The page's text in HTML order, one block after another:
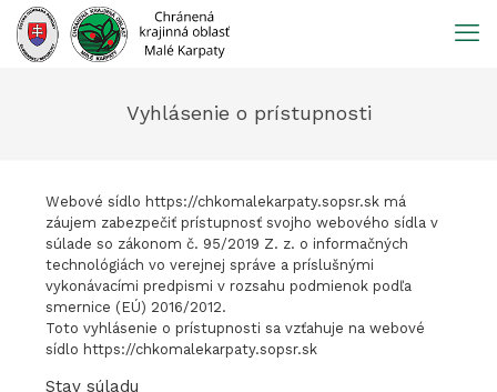
Prejsť
obsah
Vyhlásenie o prístupnosti
Webové sídlo https://chkomalekarpaty.sopsr.sk má
záujem zabezpečiť prístupnosť svojho webového sídla v
súlade so zákonom č. 95/2019 Z. z. o informačných
technológiách vo verejnej správe a príslušnými
vykonávacími predpismi v rozsahu podmienok podľa
smernice (EÚ) 2016/2012.
Toto vyhlásenie o prístupnosti sa vzťahuje na webové
sídlo https://chkomalekarpaty.sopsr.sk
Stav súladu